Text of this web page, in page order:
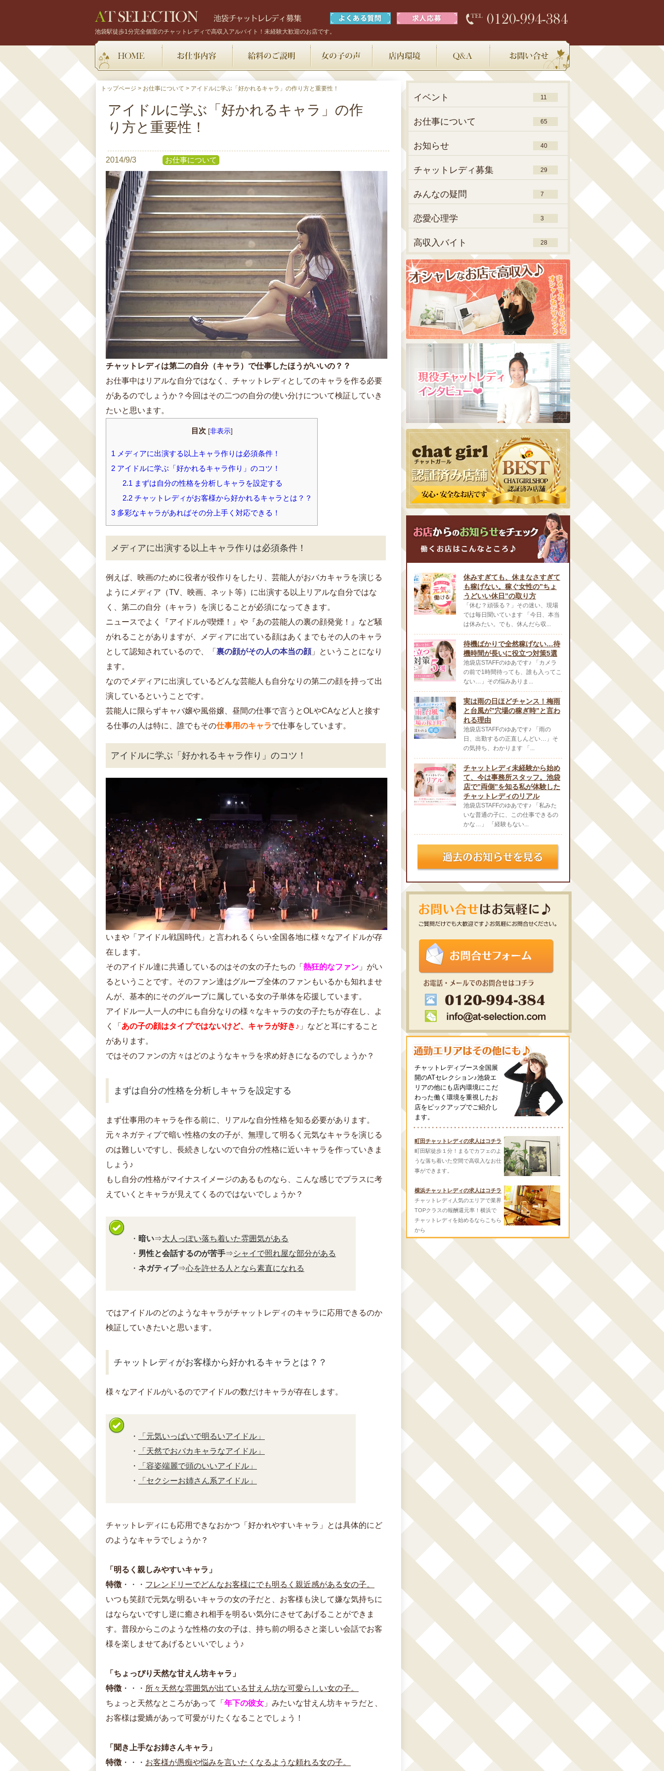
池袋駅徒歩1分完全個室のチャットレディで高収入アルバイト！未経験大歓迎のお店です。
HOME お仕事内容 給料のご説明 女の子の声 店内環境 Q＆A お問い合わせ
トップページ > お仕事について > アイドルに学ぶ「好かれるキャラ」の作り方と重要性！
アイドルに学ぶ「好かれるキャラ」の作
り方と重要性！
2014/9/3 お仕事について
チャットレディは第二の自分（キャラ）で仕事したほうがいいの？？
お仕事中はリアルな自分ではなく、チャットレディとしてのキャラを作る必要
があるのでしょうか？今回はその二つの自分の使い分けについて検証していき
たいと思います。
目次 [非表示]
1 メディアに出演する以上キャラ作りは必須条件！
2 アイドルに学ぶ「好かれるキャラ作り」のコツ！
2.1 まずは自分の性格を分析しキャラを設定する
2.2チャットレディがお客様から好かれるキャラとは？？
3 多彩なキャラがあればその分上手く対応できる！
メディアに出演する以上キャラ作りは必須条件！
例えば、映画のために役者が役作りをしたり、芸能人がおバカキャラを演じる
ようにメディア（TV、映画、ネット等）に出演する以上リアルな自分ではな
く、第二の自分（キャラ）を演じることが必須になってきます。
ニュースでよく『アイドルが喫煙！』や『あの芸能人の裏の顔発覚！』など騒
がれることがありますが、メディアに出ている顔はあくまでもその人のキャラ
として認知されているので、「 裏の顔がその人の本当の顔」ということになり
ます。
なのでメディアに出演しているどんな芸能人も自分なりの第二の顔を持って出
演しているということです。
芸能人に限らずキャバ嬢や風俗嬢、昼間の仕事で言うとOLやCAなど人と接す
る仕事の人は特に、誰でもその仕事用のキャラで仕事をしています。
アイドルに学ぶ「好かれるキャラ作り」のコツ！
いまや「アイドル戦国時代」と言われるくらい全国各地に様々なアイドルが存
在します。
そのアイドル達に共通しているのはその女の子たちの「 熱狂的なファン 」がい
るということです。そのファン達はグループ全体のファンもいるかも知れませ
んが、基本的にそのグループに属している女の子単体を応援しています。
アイドル一人一人の中にも自分なりの様々なキャラの女の子たちが存在し、よ
く「 あの子の顔はタイプではないけど、キャラが好き♪ 」などと耳にすること
があります。
ではそのファンの方々はどのようなキャラを求め好きになるのでしょうか？
まずは自分の性格を分析しキャラを設定する
まず仕事用のキャラを作る前に、リアルな自分性格を知る必要があります。
元々ネガティブで暗い性格の女の子が、無理して明るく元気なキャラを演じる
のは難しいですし、長続きしないので自分の性格に近いキャラを作っていきま
しょう♪
もし自分の性格がマイナスイメージのあるものなら、こんな感じでプラスに考
えていくとキャラが見えてくるのではないでしょうか？
・ 暗い⇒大人っぽい落ち着いた雰囲気がある
・ 男性と会話するのが苦手⇒シャイで照れ屋な部分がある
・ ネガティブ⇒心を許せる人となら素直になれる
ではアイドルのどのようなキャラがチャットレディのキャラに応用できるのか
検証していきたいと思います。
チャットレディがお客様から好かれるキャラとは？？
様々なアイドルがいるのでアイドルの数だけキャラが存在します。
・
「元気いっぱいで明るいアイドル」
・
「天然でおバカキャラなアイドル」
・
「容姿端麗で頭のいいアイドル」
・
「セクシーお姉さん系アイドル」
チャットレディにも応用できなおかつ「好かれやすいキャラ」とは具体的にど
のようなキャラでしょうか？
「明るく親しみやすいキャラ」
特徴 ・・・ フレンドリーでどんなお客様にでも明るく親近感がある女の子。
いつも笑顔で元気な明るいキャラの女の子だと、お客様も決して嫌な気持ちに
はならないですし逆に癒され相手を明るい気分にさせてあげることができま
す。普段からこのような性格の女の子は、持ち前の明るさと楽しい会話でお客
様を楽しませてあげるといいでしょう♪
「ちょっぴり天然な甘えん坊キャラ」
特徴 ・・・ 所々天然な雰囲気が出ている甘えん坊な可愛らしい女の子。
ちょっと天然なところがあって「 年下の彼女 」みたいな甘えん坊キャラだと、
お客様は愛嬌があって可愛がりたくなることでしょう！
「聞き上手なお姉さんキャラ」
特徴 ・・・ お客様が愚痴や悩みを言いたくなるような頼れる女の子。
イベント 11
お仕事について 65
お知らせ 40
チャットレディ募集 29
みんなの疑問 7
恋愛心理学 3
高収入バイト 28
休みすぎても、休まなさすぎて
も稼げない。稼ぐ女性の”ちょ
うどいい休日”の取り方
「休む？頑張る？」その迷い、現場
では毎日聞いています 「今日、本当
は休みたい。でも、休んだら収...
待機ばかりで全然稼げない…待
機時間が長いに役立つ対策5選
池袋店STAFFのゆあです♪ 「カメラ
の前で1時間待っても、誰も入ってこ
ない…」その悩みありま...
実は雨の日ほどチャンス！梅雨
と台風が”穴場の稼ぎ時”と言わ
れる理由
池袋店STAFFのゆあです♪ 「雨の
日、出勤するの正直しんどい…」そ
の気持ち、わかります 「...
チャットレディ未経験から始め
て、今は事務所スタッフ。池袋
店で”両側”を知る私が体験した
チャットレディのリアル
池袋店STAFFのゆあです♪ 「私みた
いな普通の子に、この仕事できるの
かな…」 「経験もない...
チャットレディブース全国展
開のATセレクション♪池袋エ
リアの他にも店内環境にこだ
わった働く環境を重視したお
店をピックアップでご紹介し
ます。
町田チャットレディの求人はコチラ
町田駅徒歩１分！まるでカフェのよ
うな落ち着いた空間で高収入なお仕
事ができます。
横浜チャットレディの求人はコチラ
チャットレディ人気のエリアで業界
TOPクラスの報酬還元率！横浜で
チャットレディを始めるならこちら
から